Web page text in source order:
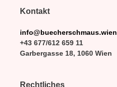
Kontakt
info@buecherschmaus.wien
+43 677/612 659 11
Garbergasse 18, 1060 Wien
Rechtliches